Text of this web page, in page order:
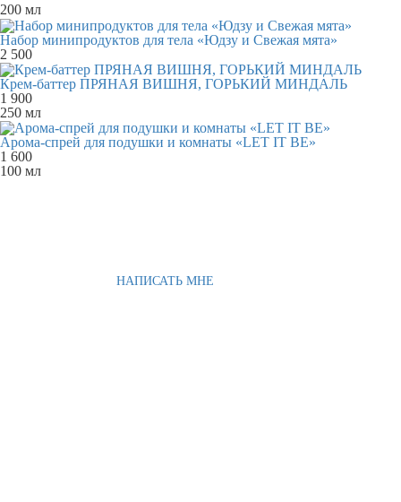
200 мл
Набор минипродуктов для тела «Юдзу и Свежая мята»
2 500
Крем-баттер ПРЯНАЯ ВИШНЯ, ГОРЬКИЙ МИНДАЛЬ
1 900
250 мл
Арома-спрей для подушки и комнаты «LET IT BE»
1 600
100 мл
НАПИСАТЬ МНЕ